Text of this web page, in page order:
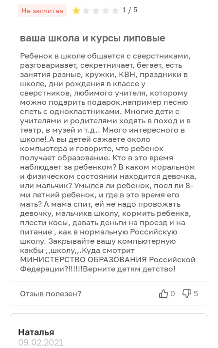
Не засчитан 1 / 5
ваша школа и курсы липовые
Ребенок в школе общается с сверстниками,
разговаривает, секретничает, бегает, есть
занятия разные, кружки, КВН, праздники в
школе, дни рождения в классе у
сверстников, любимого учителя, которому
можно подарить подарок,например песню
спеть с однокластниками. Многие дети с
учителями и родителями ходять в поход и в
театр, в музей и т.д.. Много интересного в
школе!.А вы детей сажаете около
компьютера и говорите, что ребенок
получает образование. Кто в это время
наблюдает за ребенком? В каком моральном
и физическом состоянии находится девочка,
или мальчик? Умылся ли ребенок, поел ли 8-
ми летний ребенок, и где в это время его
мать? А мама спит, ей не надо провожать
девочку, мальчикв школу, кормить ребенка,
плести косы, давать деньги на проезд и на
питание , как в нормальную Российскую
школу. Закрывайте вашу компьютерную
какбы ,,школу,,.Куда смотрит
МИНИСТЕРСТВО ОБРАЗОВАНИЯ Российской
Федерации?!!!!!!Верните детям детство!
Отзыв полезен? 0 5
Наталья
09.02.2021